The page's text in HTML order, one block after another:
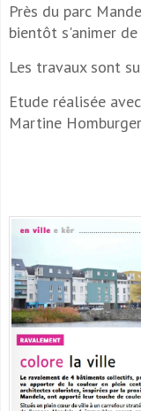
Près du parc
bientôt s'animer
Les travaux sont
Etude réalisée
Martine